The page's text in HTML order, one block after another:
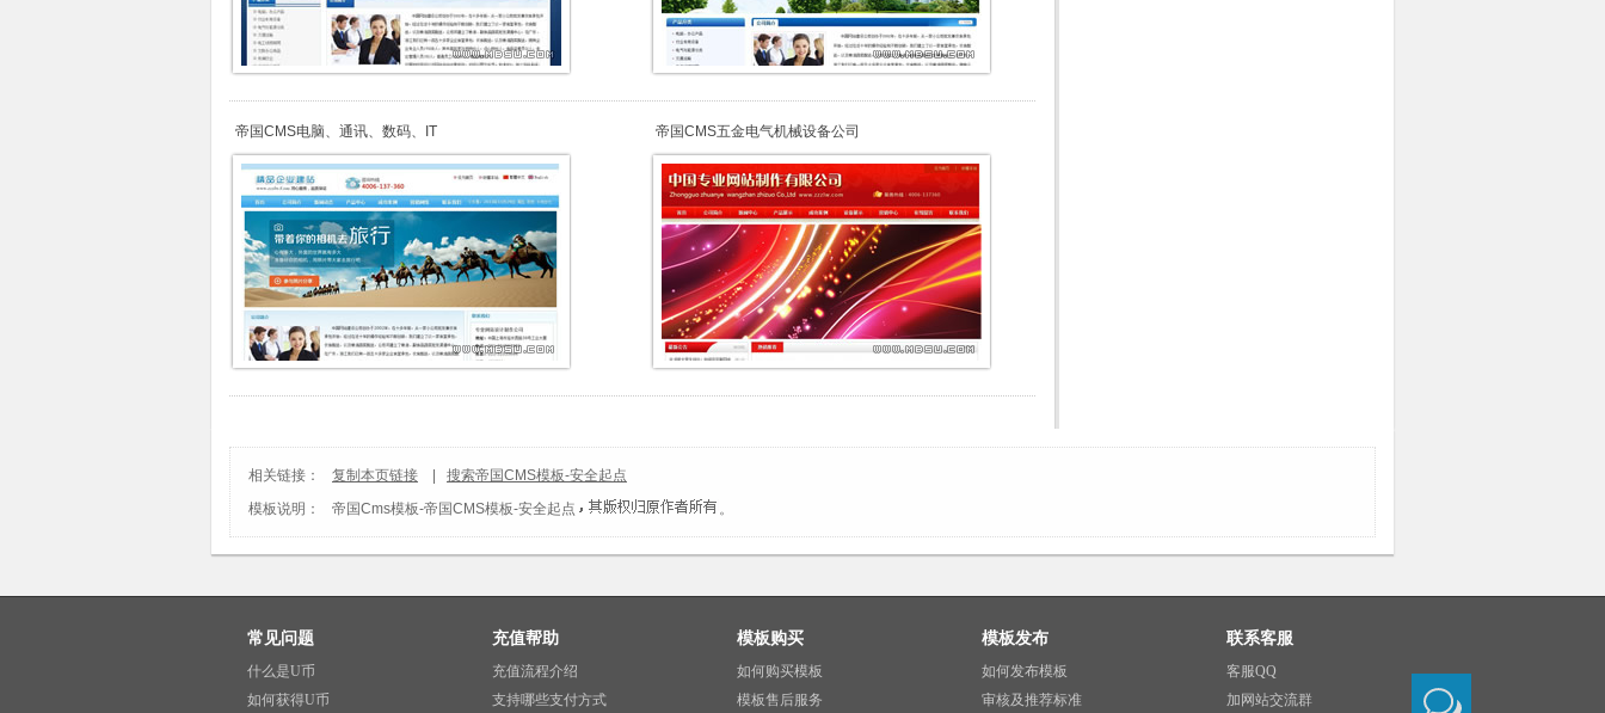
帝国CMS电脑、通讯、数码、IT 帝国CMS五金电气机械设备公司
相关链接： 复制本页链接
搜索帝国CMS模板-安全起点
模板说明：
帝国Cms模板-帝国CMS模板-安全起点 。
常见问题
什么是U币
如何获得U币
充值帮助
充值流程介绍
支持哪些支付方式
模板购买
如何购买模板
模板售后服务
模板发布
如何发布模板
审核及推荐标准
联系客服
客服QQ
加网站交流群